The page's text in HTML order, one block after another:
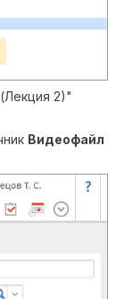
2)"
Видеофайл